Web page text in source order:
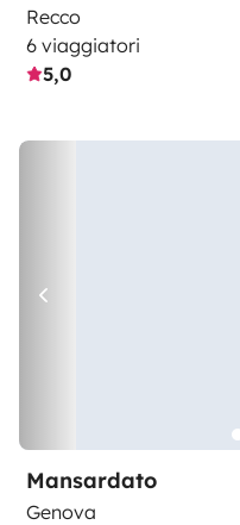
Recco
6 viaggiatori
5,0
Mansardato
Genova